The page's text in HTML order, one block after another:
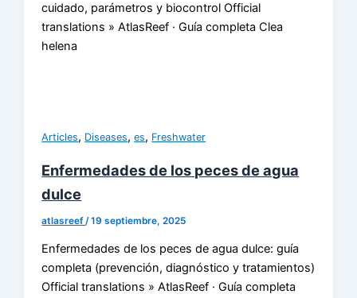
cuidado, parámetros y biocontrol Official
translations » AtlasReef · Guía completa Clea
helena
Articles, Diseases,es, Freshwater
Enfermedades de los peces de agua
dulce
atlasreef/19 septiembre, 2025
Enfermedades de los peces de agua dulce: guía
completa (prevención, diagnóstico y tratamientos)
Official translations » AtlasReef · Guía completa